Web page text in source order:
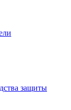
защиты